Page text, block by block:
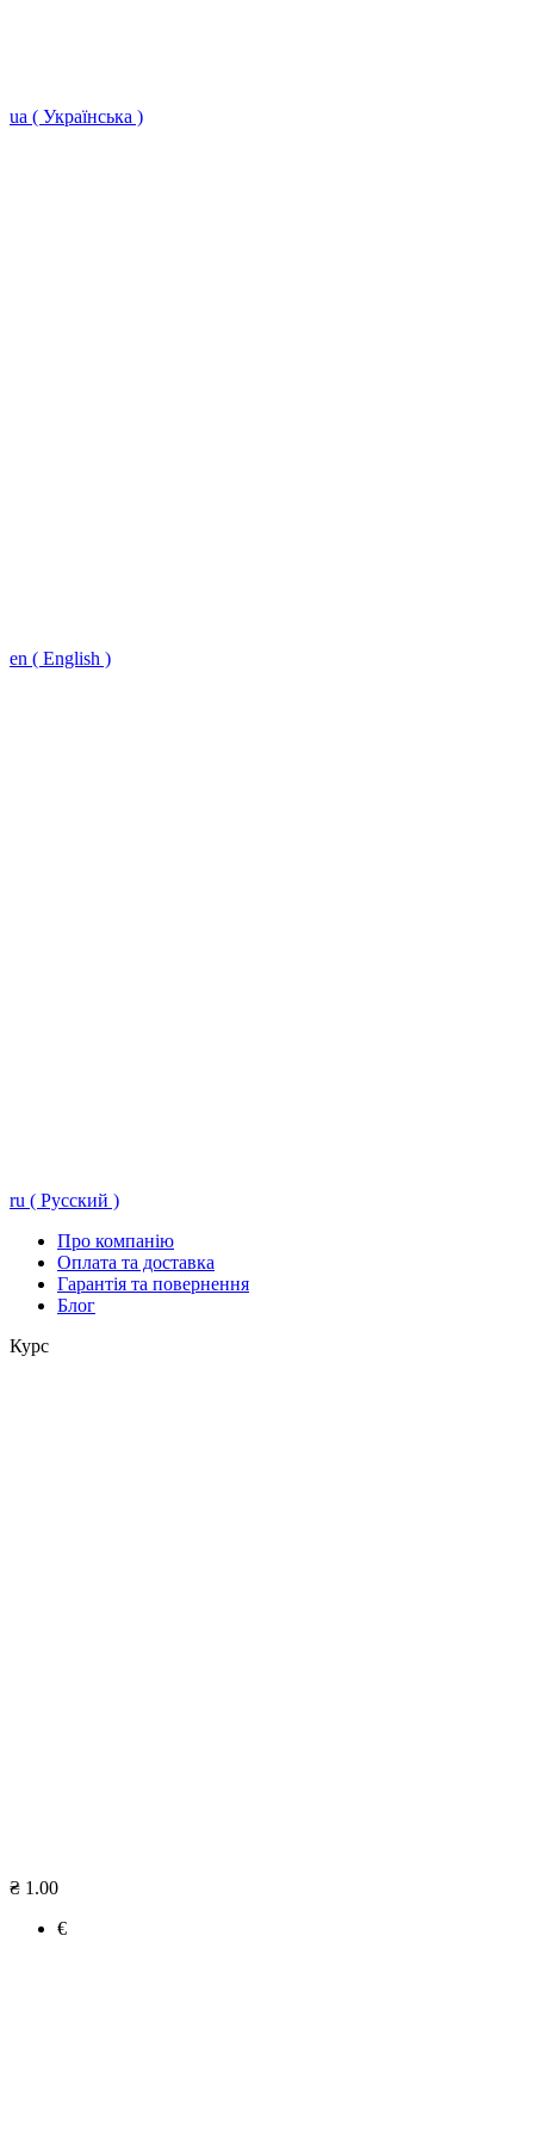
ua ( Українська )
en ( English )
ru ( Русский )
Про компанію
Оплата та доставка
Гарантія та повернення
Блог
Курс
₴ 1.00
€